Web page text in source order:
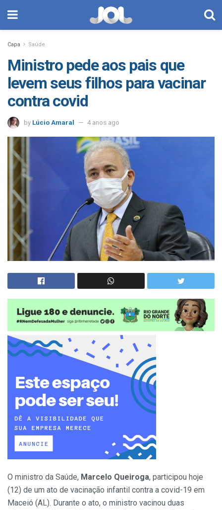
Capa Saúde
Ministro pede aos pais que
levem seus filhos para vacinar
contra covid
by Lúcio Amaral 4 anos ago
O ministro da Saúde, Marcelo Queiroga, participou hoje
(12) de um ato de vacinação infantil contra a covid-19 em
Maceió (AL). Durante o ato, o ministro vacinou duas